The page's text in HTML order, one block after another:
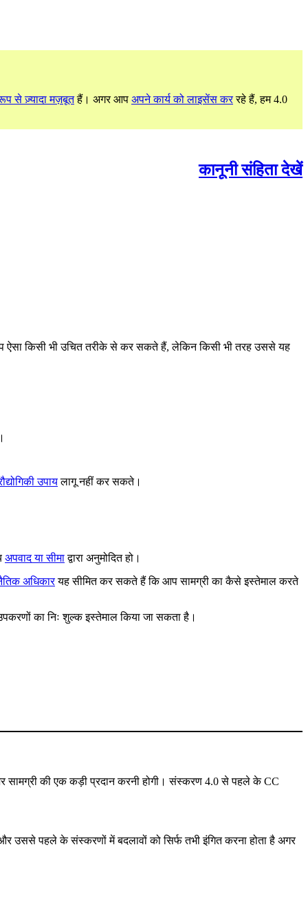
से ज़्यादा मज़बूतहैं। अगर आप अपने कार्य को लाइसेंस कररहे हैं, हम 4.0
कानूनी संहिता देखें
किसी भी उचित तरीके से कर सकते हैं, लेकिन किसी भी तरह उससे यह
उपायलागू नहीं कर सकते।
अपवाद या सीमाद्वारा अनुमोदित हो।
अधिकारयह सीमित कर सकते हैं कि आप सामग्री का कैसे इस्तेमाल करते
का निः शुल्क इस्तेमाल किया जा सकता है।
सामग्री की एक कड़ी प्रदान करनी होगी। संस्करण 4.0 से पहले के CC
उससे पहले के संस्करणों में बदलावों को सिर्फ तभी इंगित करना होता है अगर